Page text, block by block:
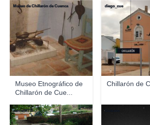
Museo Etnográfico de
Chillarón de Cue...
Museo de Chillarón de Cuenca
Chillarón de
diego_cue
sanferMTB Gustavo